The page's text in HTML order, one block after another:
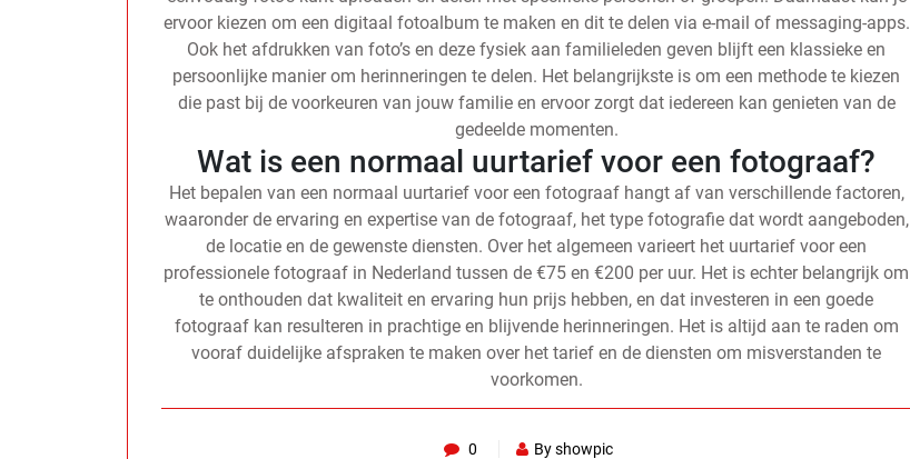
ervoor kiezen om een digitaal fotoalbum te maken en dit te delen via e-mail of messaging-apps.
Ook het afdrukken van foto’s en deze fysiek aan familieleden geven blijft een klassieke en
persoonlijke manier om herinneringen te delen. Het belangrijkste is om een methode te kiezen
die past bij de voorkeuren van jouw familie en ervoor zorgt dat iedereen kan genieten van de
gedeelde momenten.
Wat is een normaal uurtarief voor een fotograaf?
Het bepalen van een normaal uurtarief voor een fotograaf hangt af van verschillende factoren,
waaronder de ervaring en expertise van de fotograaf, het type fotografie dat wordt aangeboden,
de locatie en de gewenste diensten. Over het algemeen varieert het uurtarief voor een
professionele fotograaf in Nederland tussen de €75 en €200 per uur. Het is echter belangrijk om
te onthouden dat kwaliteit en ervaring hun prijs hebben, en dat investeren in een goede
fotograaf kan resulteren in prachtige en blijvende herinneringen. Het is altijd aan te raden om
vooraf duidelijke afspraken te maken over het tarief en de diensten om misverstanden te
voorkomen.
0 By showpic